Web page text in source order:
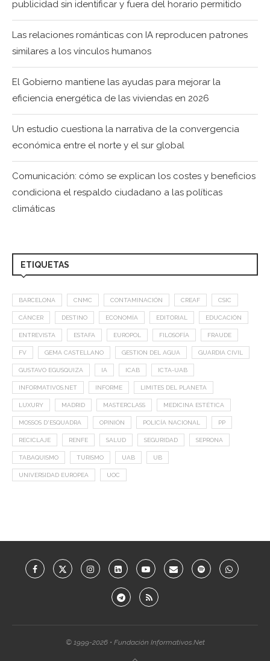
publicidad sin identificar y fuera del horario permitido
Las relaciones románticas con IA reproducen patrones
similares a los vínculos humanos
El Gobierno mantiene las ayudas para mejorar la
eficiencia energética de las viviendas en 2026
Un estudio cuestiona la narrativa de la convergencia
económica entre el norte y el sur global
Comunicación: cómo se explican los costes y beneficios
condiciona el respaldo ciudadano a las políticas
climáticas
ETIQUETAS
BARCELONA CNMC CONTAMINACIÓN CREAF CSIC
CÁNCER DESTINO ECONOMÍA EDITORIAL EDUCACIÓN
ENTREVISTA ESTAFA EUROPOL FILOSOFÍA FRAUDE
FV GEMA CASTELLANO GESTION DEL AGUA GUARDIA CIVIL
GUSTAVO EGUSQUIZA IA ICAB ICTA-UAB
INFORMATIVOS.NET INFORME LIMITES DEL PLANETA
LUXURY MADRID MASTERCLASS MEDICINA ESTÉTICA
MOSSOS D'ESQUADRA OPINIÓN POLICÍA NACIONAL PP
RECICLAJE RENFE SALUD SEGURIDAD SEPRONA
TABAQUISMO TURISMO UAB UB
UNIVERSIDAD EUROPEA UOC
© 1999-2026 • Fundación Informativos.Net